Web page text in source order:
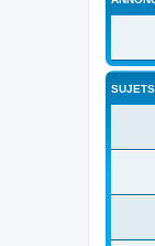
SUJETS